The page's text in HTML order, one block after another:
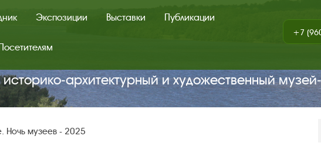
Экспозиции Выставки Публикации
+7
+7
и художественный
Ночь музеев - 2025